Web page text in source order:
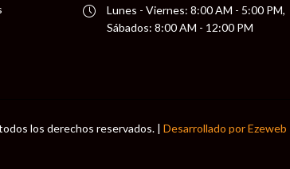
Lunes - Viernes: 8:00 AM - 5:00 PM,
Sábados: 8:00 AM - 12:00 PM
los derechos reservados. | Desarrollado por Ezeweb